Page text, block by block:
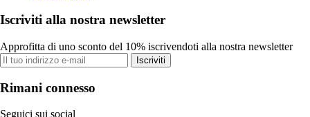
Iscriviti alla nostra newsletter
Approfitta di uno sconto del 10% iscrivendoti alla nostra newsletter
Iscriviti
Rimani connesso
Seguici sui social